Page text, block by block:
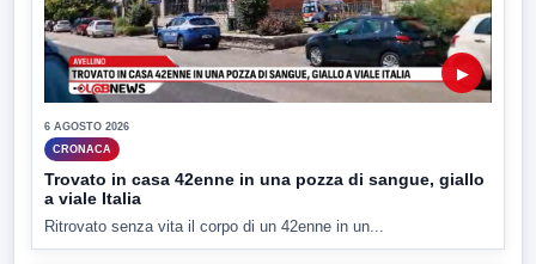
▶
6 AGOSTO 2026
CRONACA
Trovato in casa 42enne in una pozza di sangue, giallo
a viale Italia
Ritrovato senza vita il corpo di un 42enne in un...